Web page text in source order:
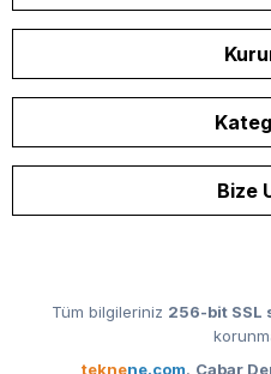
Bize
Tüm bilgileriniz 256-bit SSL
teknene.com, Cabar